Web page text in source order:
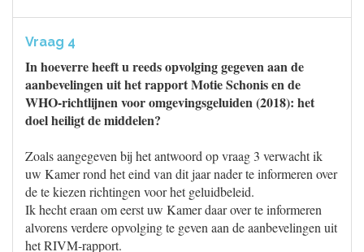
Vraag 4
In hoeverre heeft u reeds opvolging gegeven aan de
aanbevelingen uit het rapport Motie Schonis en de
WHO-richtlijnen voor omgevingsgeluiden (2018): het
doel heiligt de middelen?
Zoals aangegeven bij het antwoord op vraag 3 verwacht ik
uw Kamer rond het eind van dit jaar nader te informeren over
de te kiezen richtingen voor het geluidbeleid.
Ik hecht eraan om eerst uw Kamer daar over te informeren
alvorens verdere opvolging te geven aan de aanbevelingen uit
het RIVM-rapport.